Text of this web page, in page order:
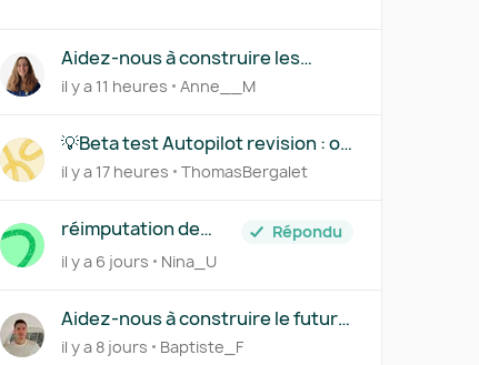
Aidez-nous à construire les
immobilisations par composants
il y a 11 heures Anne__M
💡Beta test Autopilot revision : on
a besoin de vous !
il y a 17 heures ThomasBergalet
réimputation de
plusieurs achats en
CC d'associé
Répondu
il y a 6 jours
Nina_U
Aidez-nous à construire le futur
module VMP
il y a 8 jours Baptiste_F